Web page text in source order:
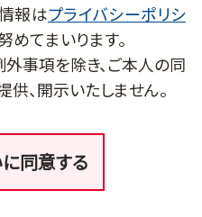
報はプライバシーポリシ
めてまいります。
事項を除き、ご本人の同
、開示いたしません。
同意する